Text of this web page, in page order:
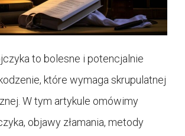
to bolesne i potencjalnie
które wymaga skrupulatnej
W tym artykule omówimy
objawy złamania, metody